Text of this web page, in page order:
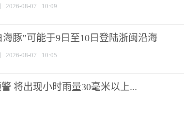
2026-08-07 10:09
海豚”可能于9日至10日登陆浙闽沿海
2026-08-07 10:05
将出现小时雨量30毫米以上...